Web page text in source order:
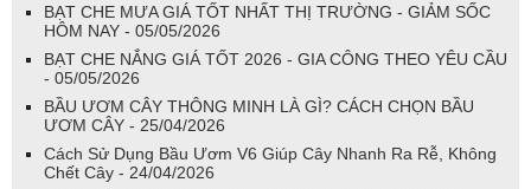
BẠT CHE MƯA GIÁ TỐT NHẤT THỊ TRƯỜNG - GIẢM SỐC
HÔM NAY - 05/05/2026
BẠT CHE NẮNG GIÁ TỐT 2026 - GIA CÔNG THEO YÊU CẦU
- 05/05/2026
BẦU ƯƠM CÂY THÔNG MINH LÀ GÌ? CÁCH CHỌN BẦU
ƯƠM CÂY - 25/04/2026
Cách Sử Dụng Bầu Ươm V6 Giúp Cây Nhanh Ra Rễ, Không
Chết Cây - 24/04/2026